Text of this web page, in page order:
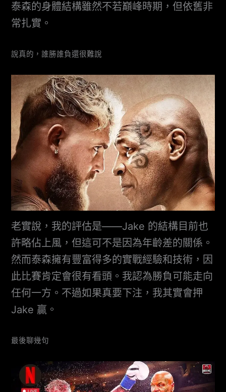
泰森的身體結構雖然不若巔峰時期，但依舊非
常扎實。
說真的，誰勝誰負還很難說
老實說，我的評估是——Jake 的結構目前也
許略佔上風，但這可不是因為年齡差的關係。
然而泰森擁有豐富得多的實戰經驗和技術，因
此比賽肯定會很有看頭。我認為勝負可能走向
任何一方。不過如果真要下注，我其實會押
Jake 贏。
最後聊幾句